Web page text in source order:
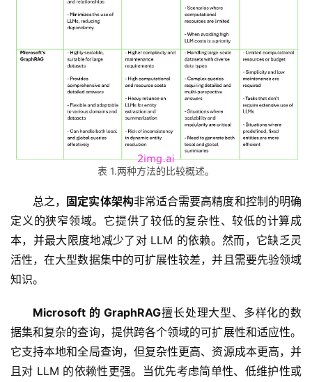
表 1.两种方法的比较概述。
总之， 固定实体架构非常适合需要高精度和控制的明确
定义的狭窄领域。它提供了较低的复杂性、较低的计算成
本，并最大限度地减少了对 LLM 的依赖。然而，它缺乏灵
活性，在大型数据集中的可扩展性较差，并且需要先验领域
知识。
Microsoft 的 GraphRAG擅长处理大型、多样化的数
据集和复杂的查询，提供跨各个领域的可扩展性和适应性。
它支持本地和全局查询，但复杂性更高、资源成本更高，并
且对 LLM 的依赖性更强。当优先考虑简单性、低维护性或